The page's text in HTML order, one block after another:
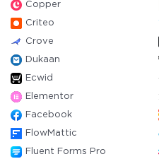
Copper
Criteo
Crove
Dukaan
Ecwid
Elementor
Facebook
FlowMattic
Fluent Forms Pro